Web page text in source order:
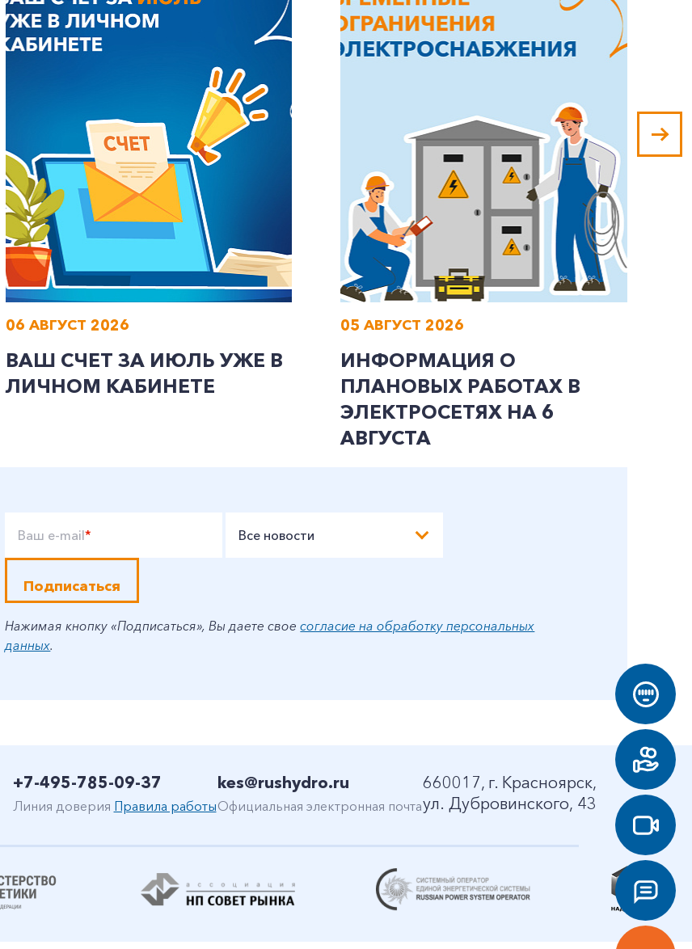
обратный звонок
06 АВГУСТ 2026
ВАШ СЧЕТ ЗА ИЮЛЬ УЖЕ В
ЛИЧНОМ КАБИНЕТЕ
05 АВГУСТ 2026
ИНФОРМАЦИЯ О
ПЛАНОВЫХ РАБОТАХ В
ЭЛЕКТРОСЕТЯХ НА 6
АВГУСТА
Ваш e-mail* Все новости
Подписаться
Нажимая кнопку «Подписаться», Вы даете своесогласие на обработку персональных
данных.
+7-495-785-09-37
Линия доверия Правила работы
kes@rushydro.ru
Официальная электронная почта
660017, г. Красноярск,
ул. Дубровинского, 43